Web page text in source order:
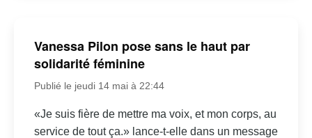
Vanessa Pilon pose sans le haut par
solidarité féminine
Publié le jeudi 14 mai à 22:44
«Je suis fière de mettre ma voix, et mon corps, au
service de tout ça.» lance-t-elle dans un message